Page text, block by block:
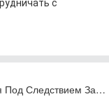
с
Под Следствием За…